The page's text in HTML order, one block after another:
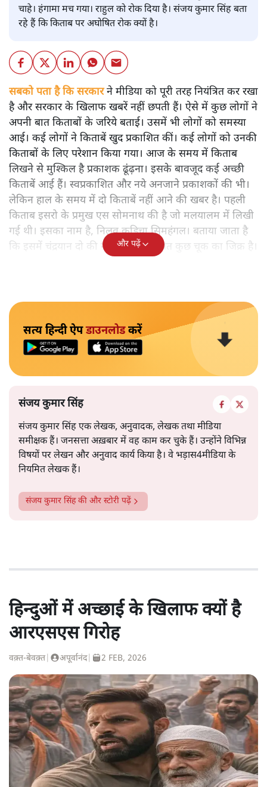
चाहे। हंगामा मच गया। राहुल को रोक दिया है। संजय कुमार सिंह बता
रहे हैं कि किताब पर अघोषित रोक क्यों है।
सबको पता है कि सरकारने मीडिया को पूरी तरह नियंत्रित कर रखा
है और सरकार के खिलाफ खबरें नहीं छपती हैं। ऐसे में कुछ लोगों ने
अपनी बात किताबों के जरिये बताई। उसमें भी लोगों को समस्या
आई। कई लोगों ने किताबें खुद प्रकाशित कीं। कई लोगों को उनकी
किताबों के लिए परेशान किया गया। आज के समय में किताब
लिखने से मुश्किल है प्रकाशक ढूंढ़ना। इसके बावजूद कई अच्छी
किताबें आई हैं। स्वप्रकाशित और नये अनजाने प्रकाशकों की भी।
लेकिन हाल के समय में दो किताबें नहीं आने की खबर है। पहली
किताब इसरो के प्रमुख एस सोमनाथ की है जो मलयालम में लिखी
गई थी। इसका नाम है, निलवु कुडिचा सिमहंगल। बताया जाता है
कि इसमें चंद्रयान दो की नाकामी से संबंधित कुछ चूक का जिक्र है।
और पढ़ें
सत्य हिन्दी ऐपडाउनलोडकरें
संजय कुमार सिंह
संजय कुमार सिंह एक लेखक, अनुवादक, लेखक तथा मीडिया
समीक्षक हैं। जनसत्ता अख़बार में वह काम कर चुके हैं। उन्होंने विभिन्न
विषयों पर लेखन और अनुवाद कार्य किया है। वे भड़ास4मीडिया के
नियमित लेखक हैं।
संजय कुमार सिंहकी और स्टोरी पढ़ें
हिन्दुओं में अच्छाई के खिलाफ क्यों है
आरएसएस गिरोह
वक़्त-बेवक़्त अपूर्वानंद| 2 FEB, 2026